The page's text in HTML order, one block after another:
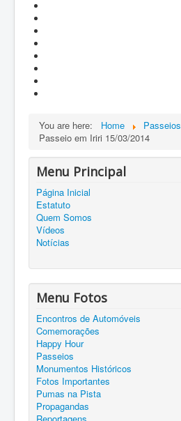
You are here: Home
Passeios
Passeio em Iriri 15/03/2014
Menu Principal
Página Inicial
Estatuto
Quem Somos
Vídeos
Notícias
Menu Fotos
Encontros de Automóveis
Comemorações
Happy Hour
Passeios
Monumentos Históricos
Fotos Importantes
Pumas na Pista
Propagandas